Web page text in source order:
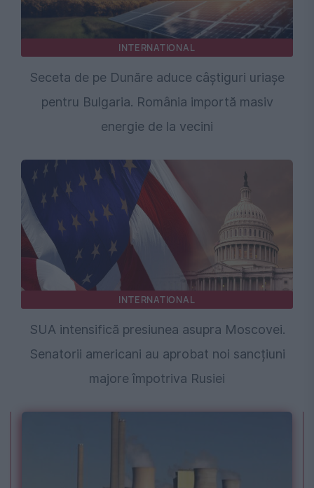
INTERNATIONAL
Seceta de pe Dunăre aduce câștiguri uriașe
pentru Bulgaria. România importă masiv
energie de la vecini
INTERNATIONAL
SUA intensifică presiunea asupra Moscovei.
Senatorii americani au aprobat noi sancțiuni
majore împotriva Rusiei